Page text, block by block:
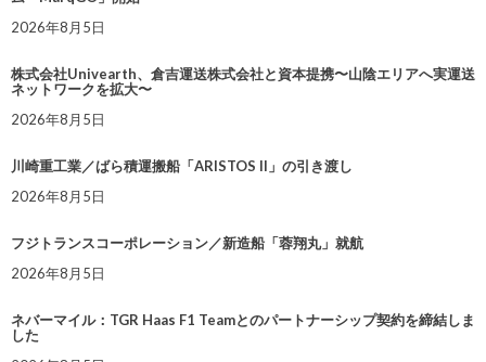
2026年8月5日
株式会社Univearth、倉吉運送株式会社と資本提携〜山陰エリアへ実運送
ネットワークを拡大〜
2026年8月5日
川崎重工業／ばら積運搬船「ARISTOS II」の引き渡し
2026年8月5日
フジトランスコーポレーション／新造船「蓉翔丸」就航
2026年8月5日
ネバーマイル：TGR Haas F1 Teamとのパートナーシップ契約を締結しま
した